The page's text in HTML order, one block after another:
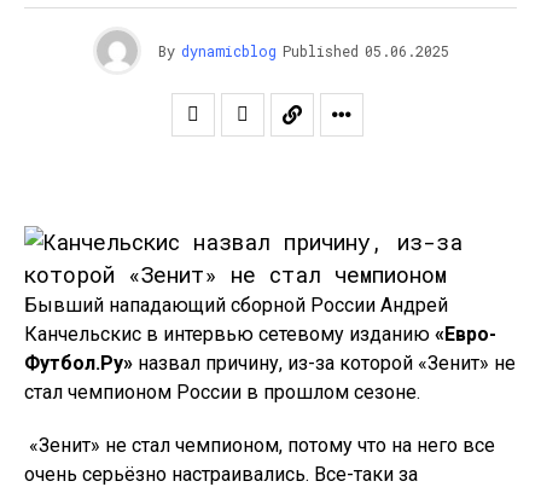
By dynamicblog Published 05.06.2025
Бывший нападающий сборной России Андрей
Канчельскис в интервью сетевому изданию «Евро-
Футбол.Ру» назвал причину, из-за которой «Зенит» не
стал чемпионом России в прошлом сезоне.
 «Зенит» не стал чемпионом, потому что на него все
очень серьёзно настраивались. Все-таки за